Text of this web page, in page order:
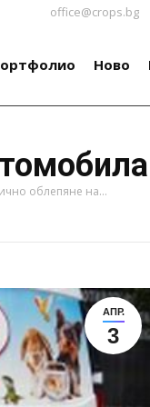
office@crops.bg
Ново
облепяне на…
АПР.
3